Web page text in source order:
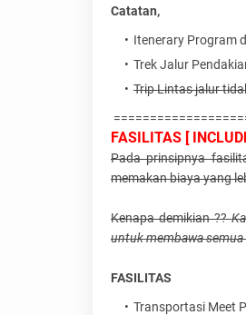
Catatan,
Itenerary Program
Trek Jalur
Trip Lintas jalur
FASILITAS [
Pada prinsipnya
memakan biaya yang
Kenapa demikian ??
untuk membawa
FASILITAS
Transportasi Meet